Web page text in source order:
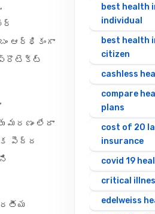
ఆర్థికంగా
మరణం లేదా
పెద్ద
best health
individual
best health
citizen
cashless
compare
plans
cost of 20
insurance
covid 19
critical
edelweiss